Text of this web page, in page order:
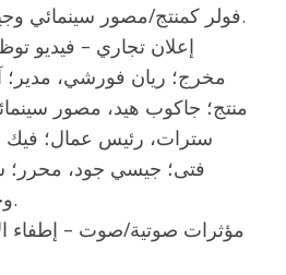
فولر كمنتج/مصور سينمائي وجيسي جود كمحرر.
إعلان تجاري – فيديو
مخرج؛ ريان فورشي، مدير؛
منتج؛ جاكوب هيد، مصور
سترات، رئيس عمال؛
فتى؛ جيسي جود، محرر؛
وحليف لوري كاتب.
مؤثرات صوتية/صوت – إطفاء